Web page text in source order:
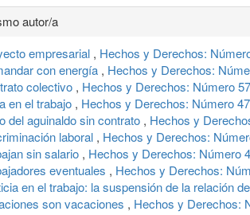
autor/a
empresarial , Hechos y Derechos:
con energía , Hechos y Derechos:
colectivo , Hechos y Derechos: Número
en el trabajo , Hechos y Derechos: Número
del aguinaldo sin contrato , Hechos y
laboral , Hechos y Derechos:
sin salario , Hechos y Derechos: Número
eventuales , Hechos y Derechos:
en el trabajo: la suspensión de la relación
son vacaciones , Hechos y Derechos: